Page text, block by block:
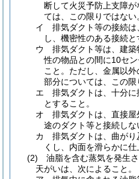
断して火災予防上支障
ては、この限りではない
イ
排気ダクト等の接続
し、機密性のある接続と
ウ
排気ダクト等は、建
性の物品との間に10セ
こと。 ただし、金属以
部分については、この限
エ
排気ダクトは、十分
とすること。
オ
排気ダクトは、直接
途のダクト等と接続しな
カ
排気ダクトは、曲が
くし、内面を滑らかに仕
(2)
油脂を含む蒸気を発生
天がいは、次によること。